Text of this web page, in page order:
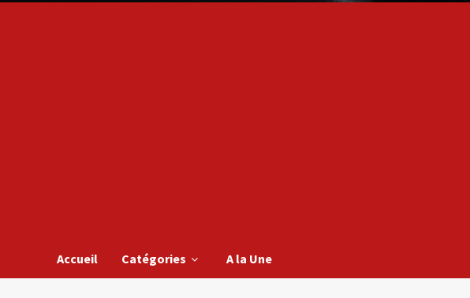
Accueil Catégories A la Une